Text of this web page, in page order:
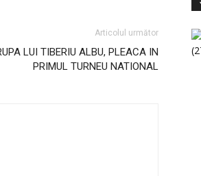
Articolul următor
LUI TIBERIU ALBU, PLEACA IN
PRIMUL TURNEU NATIONAL